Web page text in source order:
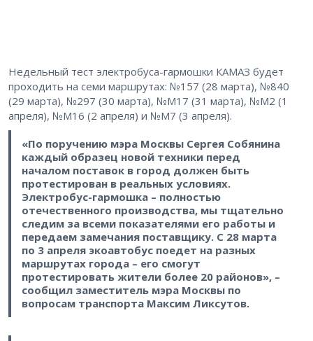
Недельный тест электробуса-гармошки КАМАЗ будет
проходить на семи маршрутах: №157 (28 марта), №840
(29 марта), №297 (30 марта), №М17 (31 марта), №М2 (1
апреля), №М16 (2 апреля) и №М7 (3 апреля).
«По поручению мэра Москвы Сергея Собянина
каждый образец новой техники перед
началом поставок в город должен быть
протестирован в реальных условиях.
Электробус-гармошка – полностью
отечественного производства, мы тщательно
следим за всеми показателями его работы и
передаем замечания поставщику. С 28 марта
по 3 апреля экоавтобус поедет на разных
маршрутах города – его смогут
протестировать жители более 20 районов», –
сообщил заместитель мэра Москвы по
вопросам транспорта Максим Ликсутов.